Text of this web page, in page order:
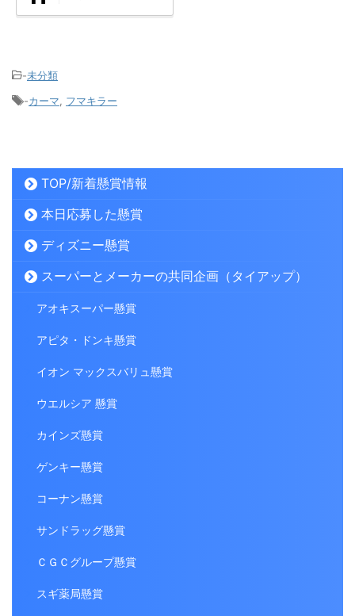
-未分類
-カーマ フマキラー
TOP/新着懸賞情報
本日応募した懸賞
ディズニー懸賞
スーパーとメーカーの共同企画（タイアップ）
アオキスーパー懸賞
アピタ・ドンキ懸賞
イオン マックスバリュ懸賞
ウエルシア 懸賞
カインズ懸賞
ゲンキー懸賞
コーナン懸賞
サンドラッグ懸賞
ＣＧＣグループ懸賞
スギ薬局懸賞